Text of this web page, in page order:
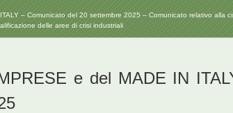
– Comunicato del 20 settembre 2025 – Comunicato relativo
delle aree di crisi industriali
e del MADE IN